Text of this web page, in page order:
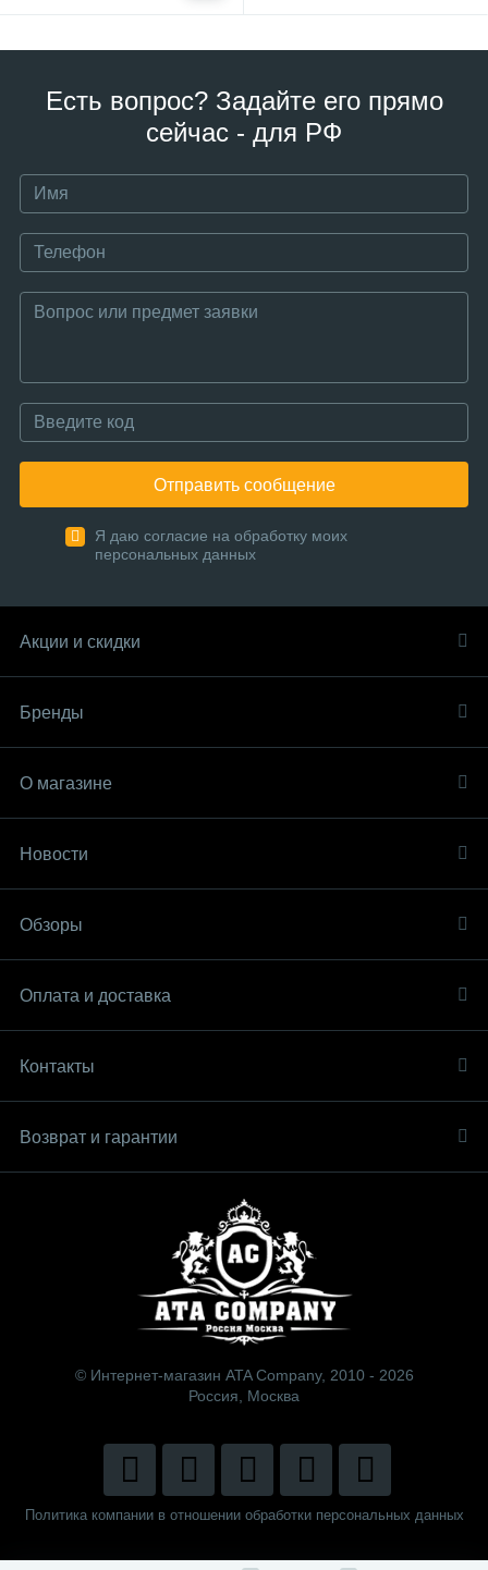
Есть вопрос? Задайте его прямо
сейчас - для РФ
Отправить сообщение
Я даю согласие на обработку моих
персональных данных
Акции и скидки
Бренды
О магазине
Новости
Обзоры
Оплата и доставка
Контакты
Возврат и гарантии
© Интернет-магазин ATA Company, 2010 - 2026
Россия, Москва
Политика компании в отношении обработки персональных данных